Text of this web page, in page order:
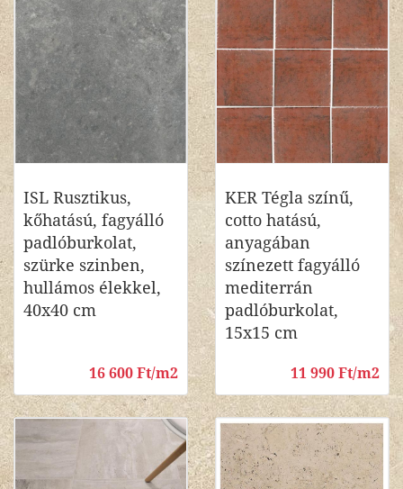
ISL Rusztikus,
kőhatású, fagyálló
padlóburkolat,
szürke szinben,
hullámos élekkel,
40x40 cm
16 600 Ft/m2
KER Tégla színű,
cotto hatású,
anyagában
színezett fagyálló
mediterrán
padlóburkolat,
15x15 cm
11 990 Ft/m2